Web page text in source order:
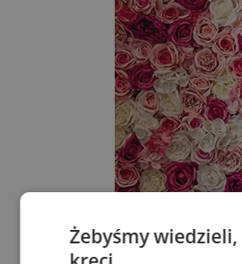
Żebyśmy wiedzieli,